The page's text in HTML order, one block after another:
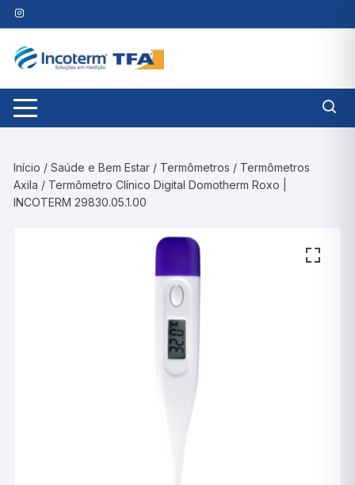
Pular
para
conteúdo
Início /Saúde e Bem Estar / Termômetros / Termômetros
Axila / Termômetro Clínico Digital Domotherm Roxo |
INCOTERM 29830.05.1.00